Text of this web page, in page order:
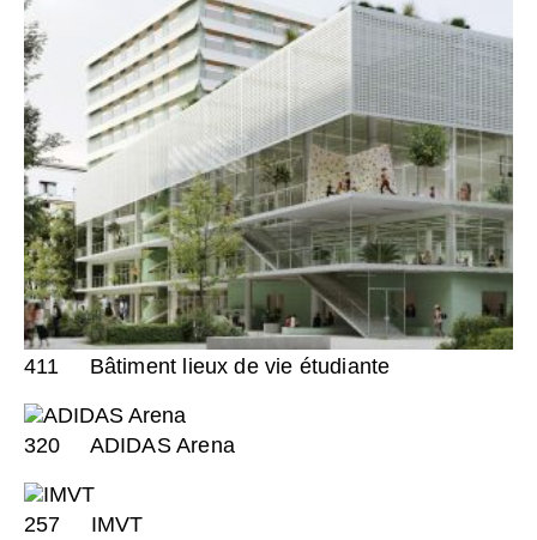
411 Bâtiment lieux de vie étudiante
320 ADIDAS Arena
257 IMVT